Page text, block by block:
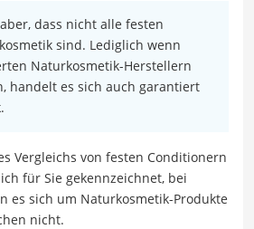
dass nicht alle festen
sind. Lediglich wenn
Naturkosmetik-Herstellern
handelt es sich auch garantiert
Vergleichs von festen Conditionern
für Sie gekennzeichnet, bei
es sich um Naturkosmetik-Produkte
nicht.